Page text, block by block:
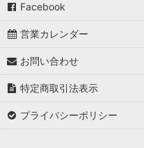
Facebook
営業カレンダー
お問い合わせ
特定商取引法表示
プライバシーポリシー